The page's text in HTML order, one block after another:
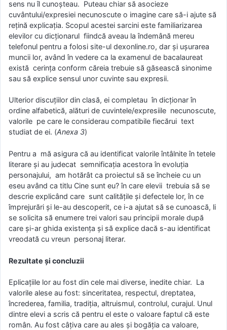
sens nu îl cunoşteau. Puteau chiar să asocieze
cuvântului/expresiei necunoscute o imagine care să-i ajute să
reţină explicaţia. Scopul acestei sarcini este familiarizarea
elevilor cu dicţionarul fiindcă aveau la îndemână mereu
telefonul pentru a folosi site-ul dexonline.ro, dar şi uşurarea
muncii lor, având în vedere ca la examenul de bacalaureat
există cerinţa conform căreia trebuie să găsească sinonime
sau să explice sensul unor cuvinte sau expresii.
Ulterior discuţiilor din clasă, ei completau în dicţionar în
ordine alfabetică, alături de cuvintele/expresiile necunoscute,
valorile pe care le considerau compatibile fiecărui text
studiat de ei. (Anexa 3)
Pentru a mă asigura că au identificat valorile întâlnite în tetele
literare şi au judecat semnificaţia acestora în evoluţia
personajului, am hotărât ca proiectul să se încheie cu un
eseu având ca titlu Cine sunt eu? în care elevii trebuia să se
descrie explicând care sunt calităţile şi defectele lor, în ce
împrejurări şi le-au descoperit, ce i-a ajutat să se cunoască, li
se solicita să enumere trei valori sau principii morale după
care şi-ar ghida existenţa şi să explice dacă s-au identificat
vreodată cu vreun personaj literar.
Rezultate şi concluzii
Eplicaţiile lor au fost din cele mai diverse, inedite chiar. La
valorile alese au fost: sinceritatea, respectul, dreptatea,
încrederea, familia, tradiţia, altruismul, controlul, curajul. Unul
dintre elevi a scris că pentru el este o valoare faptul că este
român. Au fost câţiva care au ales şi bogăţia ca valoare,